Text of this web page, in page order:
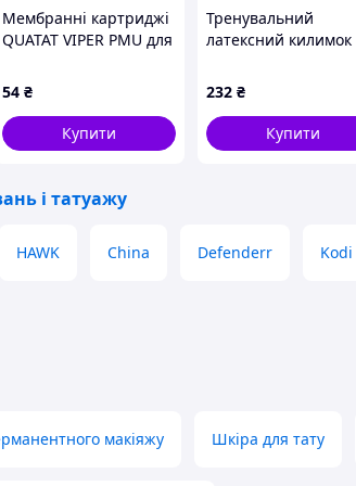
Мембранні картриджі
QUATAT VIPER PMU для
макіяжу PM 0,3/1 RLLT,
1 шт
54 ₴
Купити
Тренувальний
латексний килимок
232 ₴
Купити
і татуажу
HAWK China Defenderr
макіяжу Шкіра для тату